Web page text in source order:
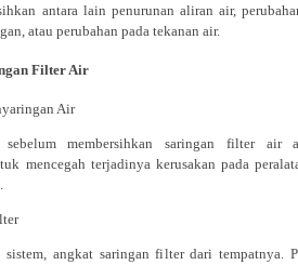
antara lain penurunan aliran air,
atau perubahan pada tekanan air.
Filter Air
Air
sebelum membersihkan saringan filter air
mencegah terjadinya kerusakan pada
sistem, angkat saringan filter dari tempatnya.